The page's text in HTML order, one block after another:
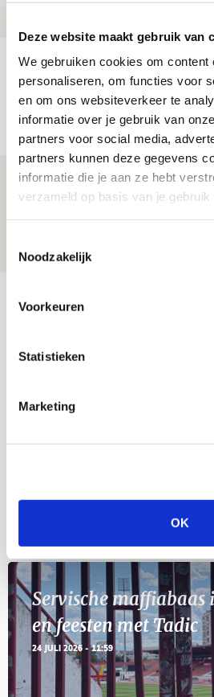
Deze website maakt gebruik van
We gebruiken cookies om content
personaliseren, om functies voor
en om ons websiteverkeer te
informatie over je gebruik van
partners voor social media,
partners kunnen deze gegevens
informatie die je aan ze hebt
verzameld op basis van je
Noodzakelijk
Voorkeuren
Statistieken
Marketing
OK
Trotse Klaassen:
voor mijn club is heel
Ajax zet Shelbourne
reist met vertrouwen
Selectiedag
Geef Mij Maar
Servische
en feesten met Tadic
24 JULI 2026 - 11:59